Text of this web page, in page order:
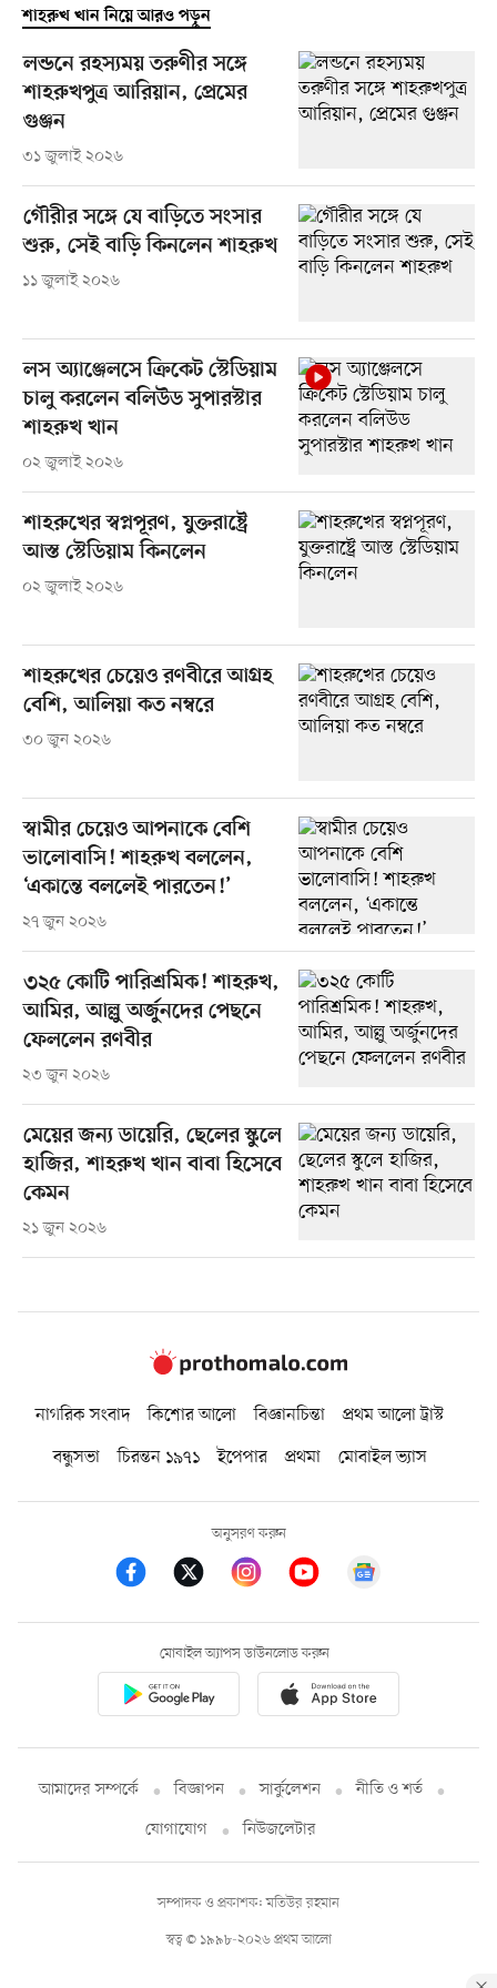
শাহরুখ খান নিয়ে আরও পড়ুন
লন্ডনে রহস্যময় তরুণীর সঙ্গে
শাহরুখপুত্র আরিয়ান, প্রেমের
গুঞ্জন
৩১ জুলাই ২০২৬
গৌরীর সঙ্গে যে বাড়িতে সংসার
শুরু, সেই বাড়ি কিনলেন শাহরুখ
১১ জুলাই ২০২৬
লস অ্যাঞ্জেলসে ক্রিকেট স্টেডিয়াম
চালু করলেন বলিউড সুপারস্টার
শাহরুখ খান
০২ জুলাই ২০২৬
শাহরুখের স্বপ্নপূরণ, যুক্তরাষ্ট্রে
আস্ত স্টেডিয়াম কিনলেন
০২ জুলাই ২০২৬
শাহরুখের চেয়েও রণবীরে আগ্রহ
বেশি, আলিয়া কত নম্বরে
৩০ জুন ২০২৬
স্বামীর চেয়েও আপনাকে বেশি
ভালোবাসি! শাহরুখ বললেন,
‘একান্তে বললেই পারতেন!’
২৭ জুন ২০২৬
৩২৫ কোটি পারিশ্রমিক! শাহরুখ,
আমির, আল্লু অর্জুনদের পেছনে
ফেললেন রণবীর
২৩ জুন ২০২৬
মেয়ের জন্য ডায়েরি, ছেলের স্কুলে
হাজির, শাহরুখ খান বাবা হিসেবে
কেমন
২১ জুন ২০২৬
নাগরিক সংবাদ কিশোর আলো বিজ্ঞানচিন্তা
প্রথম আলো ট্রাস্ট
বন্ধুসভা
চিরন্তন ১৯৭১ ইপেপার প্রথমা মোবাইল ভ্যাস
অনুসরণ করুন
মোবাইল অ্যাপস ডাউনলোড করুন
আমাদের সম্পর্কে বিজ্ঞাপন সার্কুলেশন
নীতি ও শর্ত
যোগাযোগ
নিউজলেটার
স্বত্ব © ১৯৯৮-২০২৬ প্রথম আলো
সম্পাদক ও প্রকাশক: মতিউর রহমান